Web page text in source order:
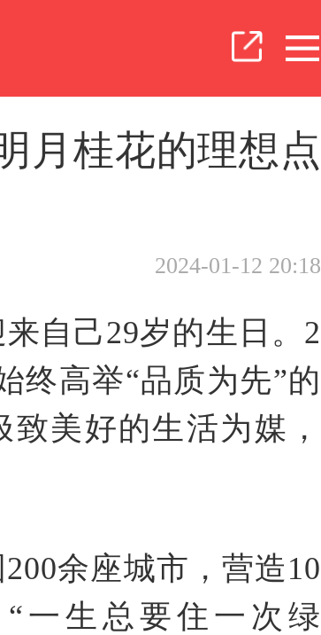
月桂花的理想点
2024-01-12 20:18
来自己29岁的生日。2
终高举“品质为先”的
美好的生活为媒，
余座城市，营造10
一生总要住一次绿